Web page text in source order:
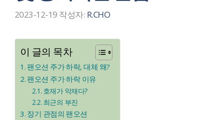
2023-12-19 작성자: R.CHO
이 글의 목차
팬오션 주가 하락, 대체 왜?
팬오션 주가 하락 이유
호재가 악재다?
최근의 부진
장기 관점의 팬오션